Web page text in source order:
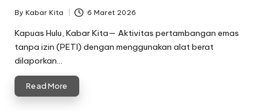
Posted
by
By Kabar Kita 6 Maret 2026
Kapuas Hulu, Kabar Kita— Aktivitas pertambangan emas
tanpa izin (PETI) dengan menggunakan alat berat
dilaporkan…
Read More